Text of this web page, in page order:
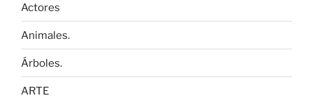
Actores
Animales.
Árboles.
ARTE